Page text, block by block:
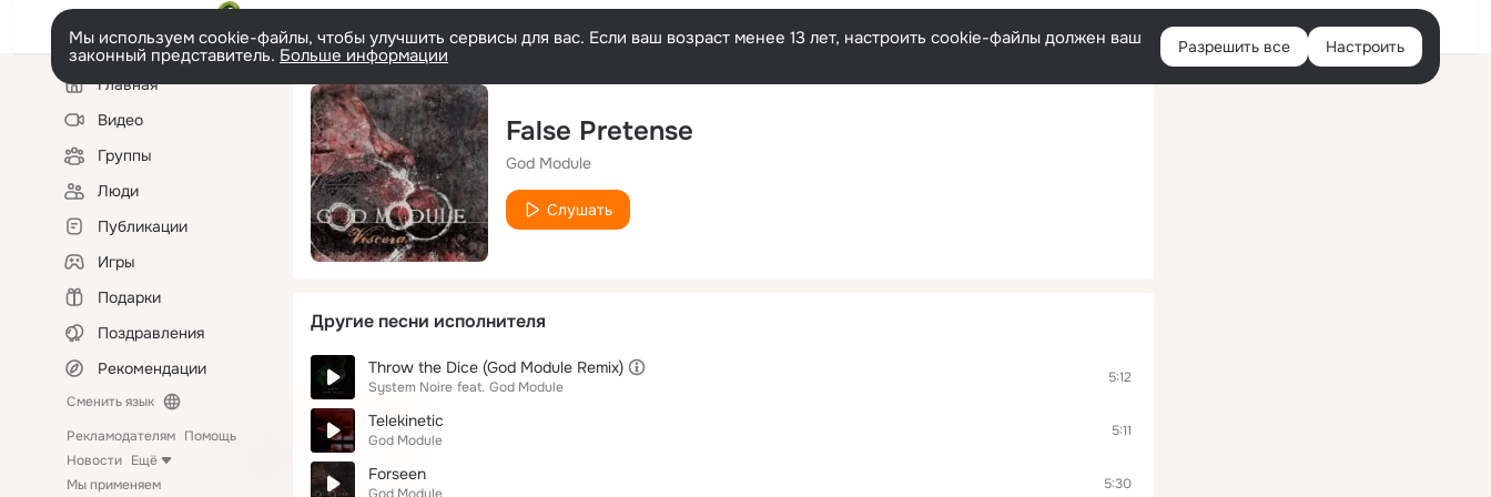
Войти
Мы используем cookie-файлы, чтобы улучшить сервисы для вас. Если ваш возраст менее 13 лет, настроить cookie-файлы должен ваш
законный представитель. Больше информации Разрешить все Настроить
Левая
колонкаГлавная
Видео
Группы
Люди
Публикации
Игры
Подарки
Поздравления
Рекомендации
Сменить язык
Рекламодателям Помощь
Новости Ещё
Мы применяем
False Pretense
God Module
Слушать
Другие песни исполнителя
Throw the Dice (God Module Remix)
System Noire feat. God Module
5:12
Telekinetic
God Module
5:11
Forseen 5:30